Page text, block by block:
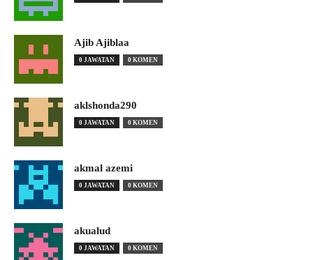
Ajib Ajiblaa
0 JAWATAN 0 KOMEN
aklshonda290
0 JAWATAN 0 KOMEN
akmal azemi
0 JAWATAN 0 KOMEN
akualud
0 JAWATAN 0 KOMEN